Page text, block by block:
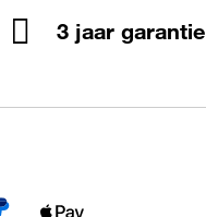
3 jaar garantie